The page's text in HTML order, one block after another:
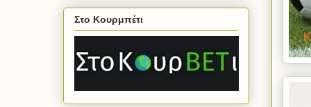
Στο Κουρμπέτι